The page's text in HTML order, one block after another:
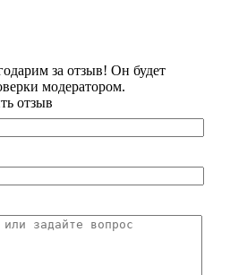
за отзыв! Он будет
модератором.
отзыв